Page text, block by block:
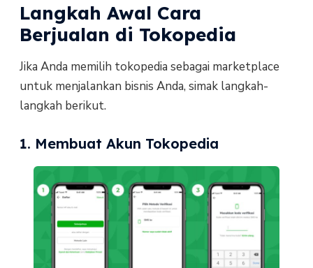
Langkah Awal Cara
Berjualan di Tokopedia
Jika Anda memilih tokopedia sebagai marketplace
untuk menjalankan bisnis Anda, simak langkah-
langkah berikut.
1. Membuat Akun Tokopedia